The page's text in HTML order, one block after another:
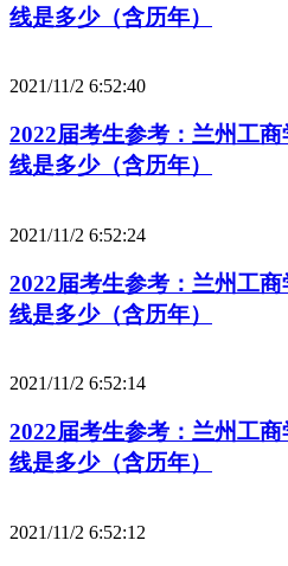
线是多少（含历年）
2021/11/2 6:52:40
2022届考生参考：兰州工
线是多少（含历年）
2021/11/2 6:52:24
2022届考生参考：兰州工
线是多少（含历年）
2021/11/2 6:52:14
2022届考生参考：兰州工
线是多少（含历年）
2021/11/2 6:52:12